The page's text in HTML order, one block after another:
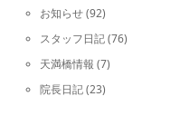
お知らせ(92)
スタッフ日記(76)
天満橋情報 (7)
院長日記(23)